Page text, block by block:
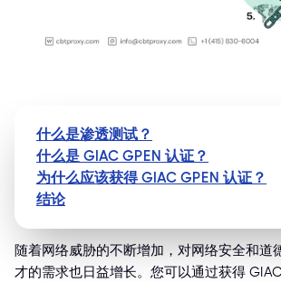
什么是渗透测试？
什么是 GIAC GPEN 认证？
为什么应该获得 GIAC GPEN 认证？
结论
随着网络威胁的不断增加，对网络安全和道
才的需求也日益增长。您可以通过获得